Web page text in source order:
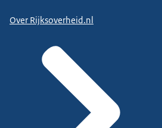
Over Rijksoverheid.nl